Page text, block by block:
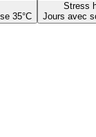
35°C
Stress
Jours avec